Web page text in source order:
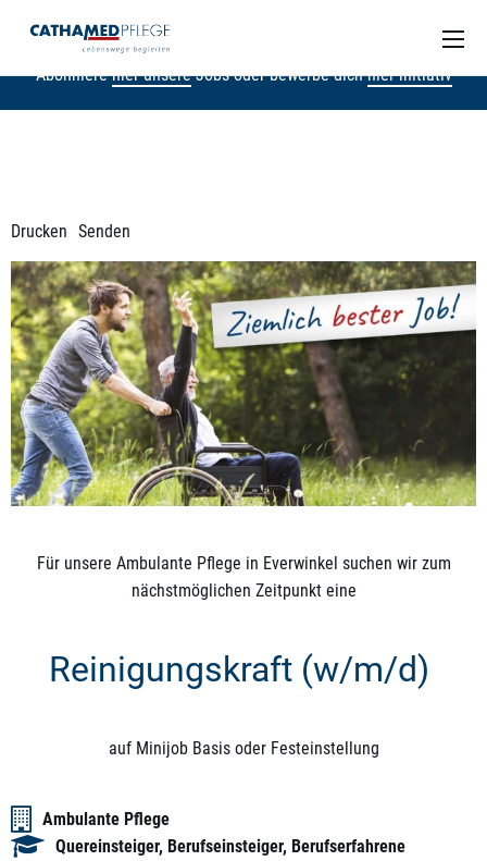
Nicht der passende Job dabei?
Abonnierehier unsereJobs oder bewerbe dichhier initiativ
Drucken Senden
Für unsere Ambulante Pflege in Everwinkel suchen wir zum
nächstmöglichen Zeitpunkt eine
Reinigungskraft (w/m/d)
auf Minijob Basis oder Festeinstellung
Ambulante Pflege
Quereinsteiger, Berufseinsteiger, Berufserfahrene